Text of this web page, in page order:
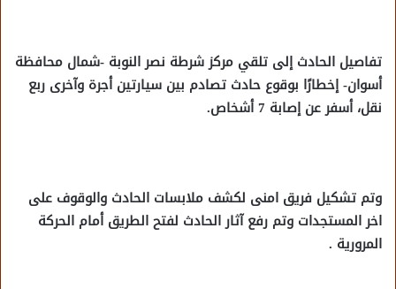
تفاصيل الحادث إلى تلقي مركز شرطة نصر النوبة -شمال محافظة
أسوان- إخطارًا بوقوع حادث تصادم بين سيارتين أجرة وآخرى ربع
نقل، أسفر عن إصابة 7 أشخاص.
وتم تشكيل فريق امنى لكشف ملابسات الحادث والوقوف على
اخر المستجدات وتم رفع آثار الحادث لفتح الطريق أمام الحركة
المرورية .